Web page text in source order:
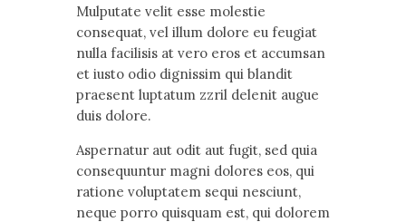
Мulputate velit esse molestie
consequat, vel illum dolore eu feugiat
nulla facilisis at vero eros et accumsan
et iusto odio dignissim qui blandit
praesent luptatum zzril delenit augue
duis dolore.
Aspernatur aut odit aut fugit, sed quia
consequuntur magni dolores eos, qui
ratione voluptatem sequi nesciunt,
neque porro quisquam est, qui dolorem